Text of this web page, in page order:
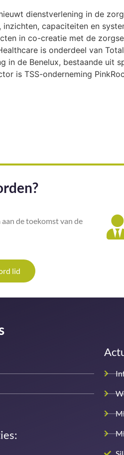
dienstverlening in de
inzichten, capaciteiten en
in co-creatie met de
is onderdeel van
in de Benelux, bestaande uit
is TSS-onderneming
de toekomst van de
lid